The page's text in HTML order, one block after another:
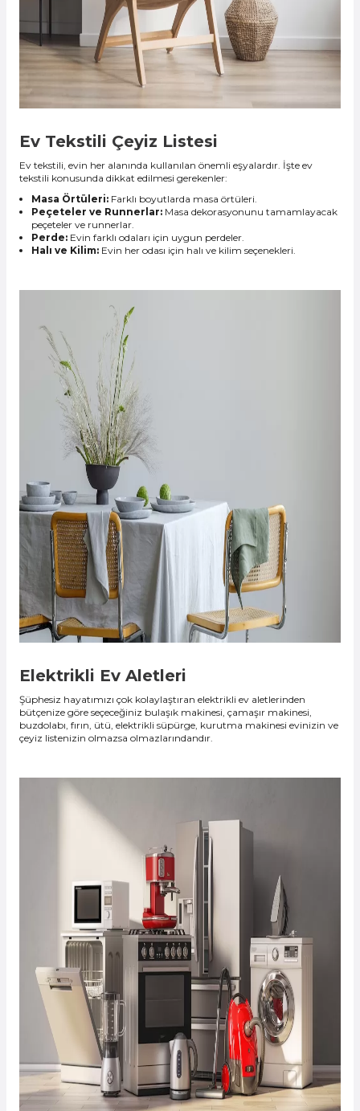
Ev Tekstili Çeyiz Listesi
Ev tekstili, evin her alanında kullanılan önemli eşyalardır. İşte ev
tekstili konusunda dikkat edilmesi gerekenler:
Masa Örtüleri: Farklı boyutlarda masa örtüleri.
Peçeteler ve Runnerlar: Masa dekorasyonunu tamamlayacak
peçeteler ve runnerlar.
Perde: Evin farklı odaları için uygun perdeler.
Halı ve Kilim: Evin her odası için halı ve kilim seçenekleri.
Elektrikli Ev Aletleri
Şüphesiz hayatımızı çok kolaylaştıran elektrikli ev aletlerinden
bütçenize göre seçeceğiniz bulaşık makinesi, çamaşır makinesi,
buzdolabı, fırın, ütü, elektrikli süpürge, kurutma makinesi evinizin ve
çeyiz listenizin olmazsa olmazlarındandır.